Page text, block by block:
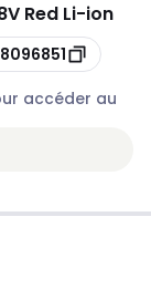
Red Li-ion
8096851
accéder au